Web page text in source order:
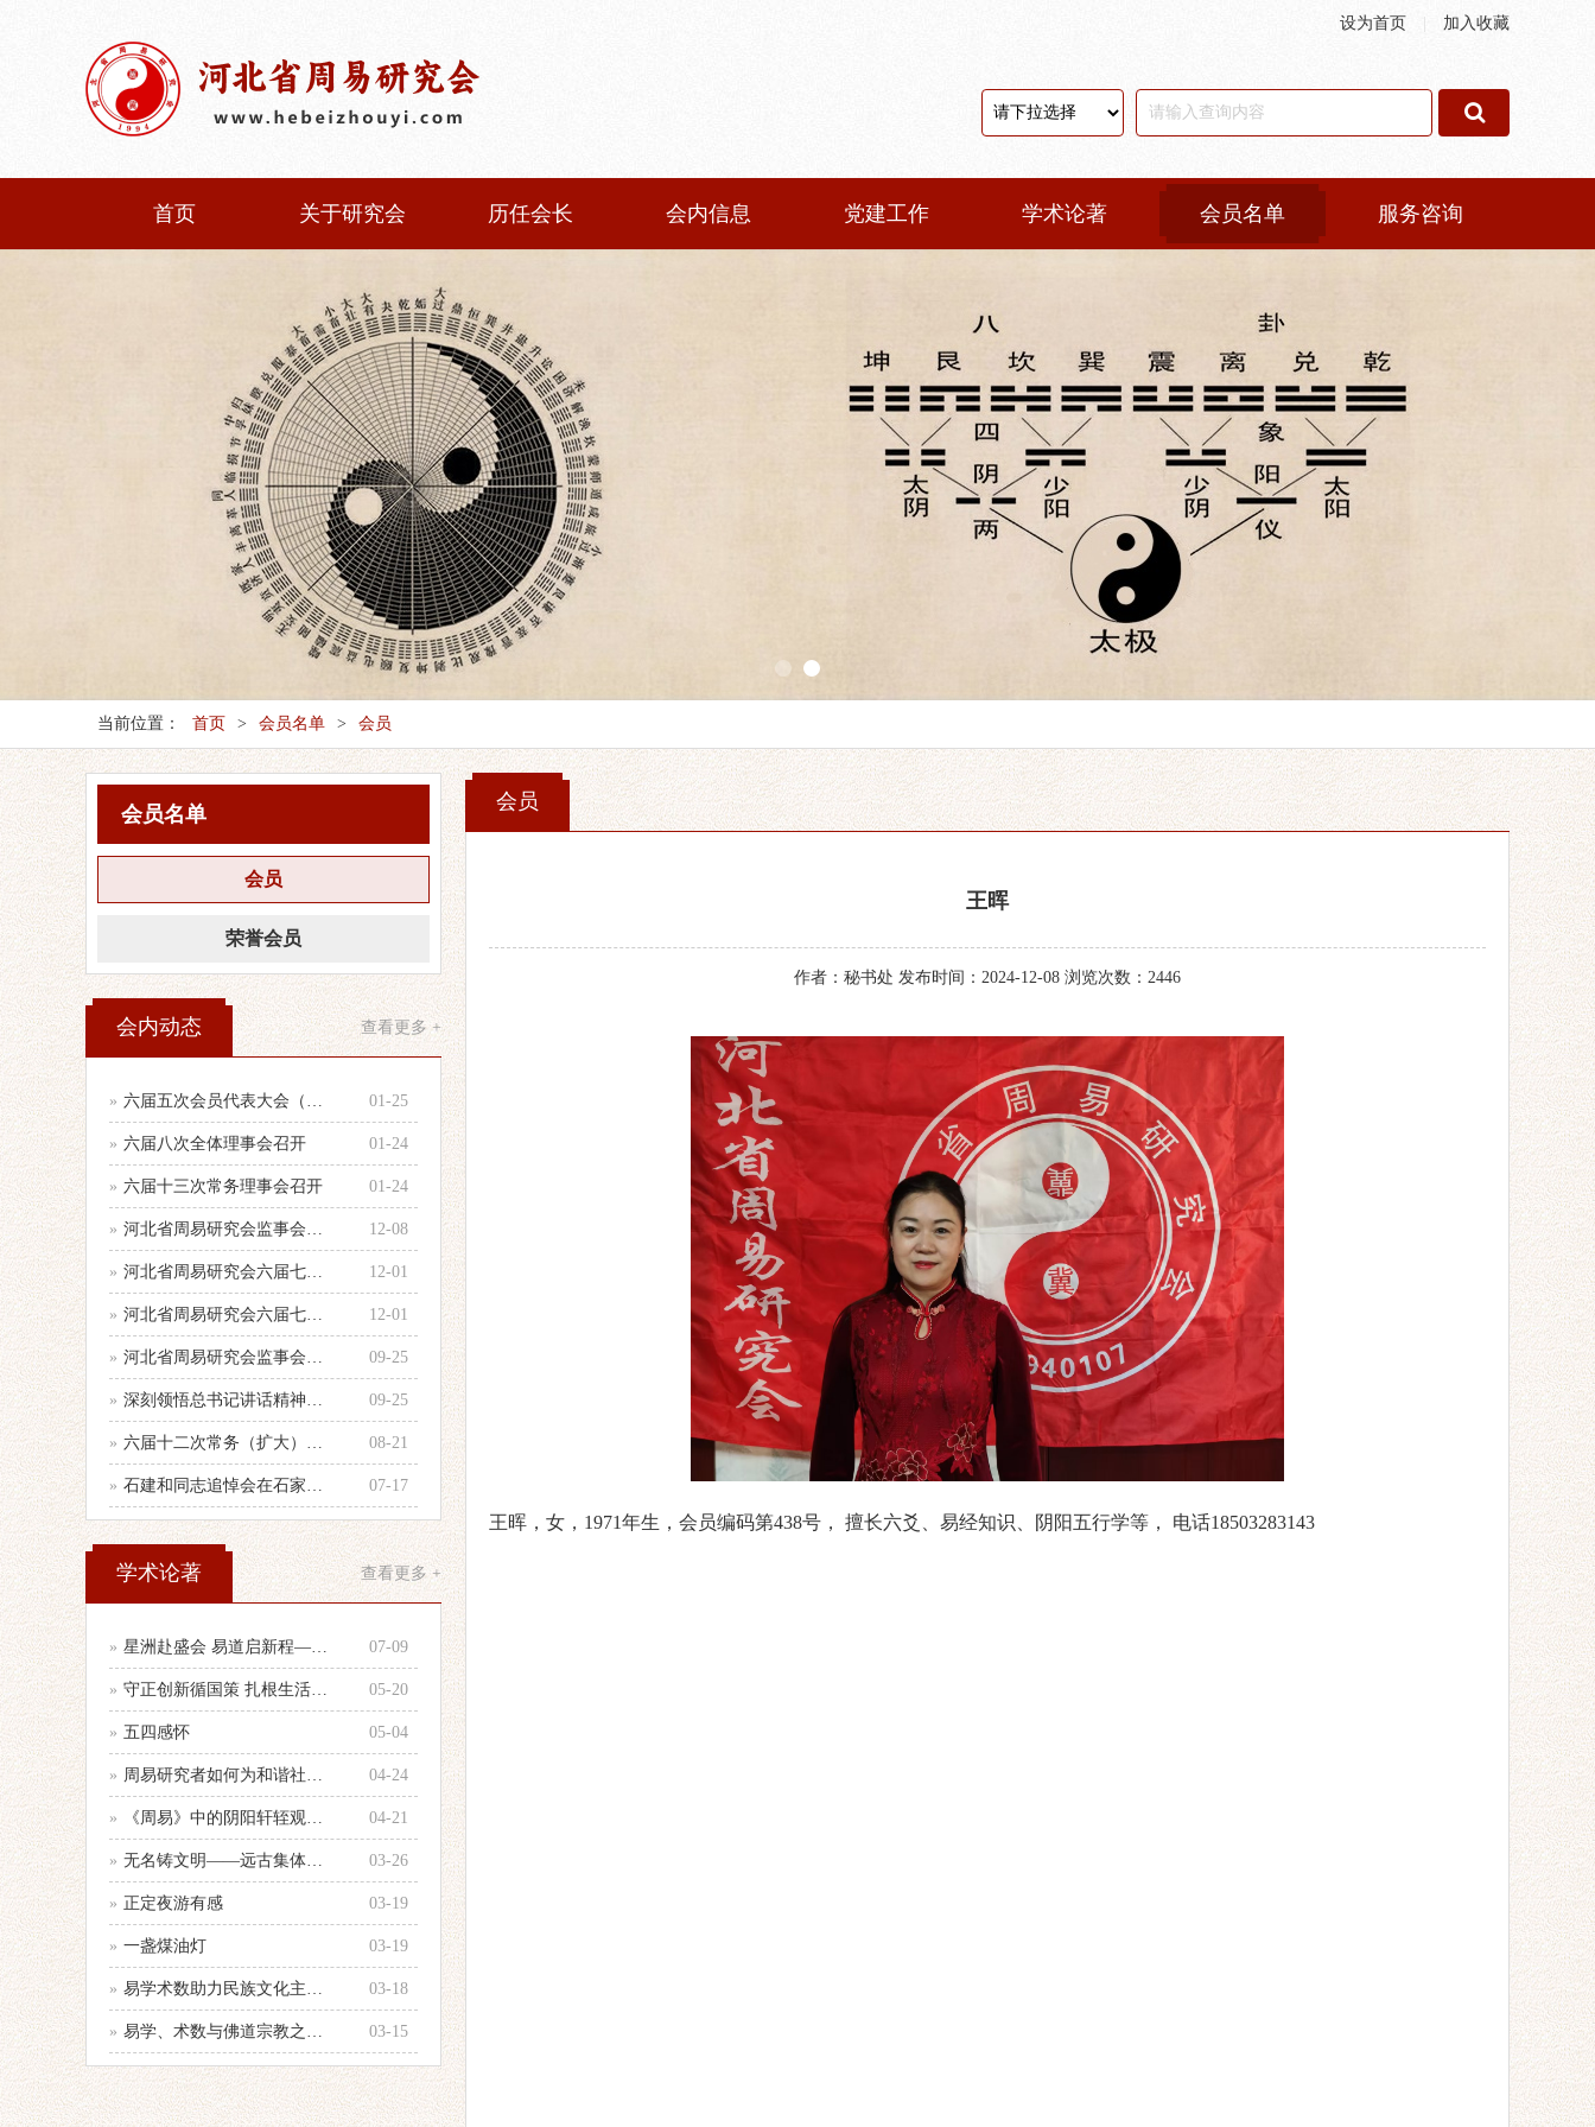
设为首页 加入收藏
首页 关于研究会 历任会长 会内信息 党建工作 学术论著 会员名单 服务咨询
当前位置：
首页 > 会员名单 > 会员
会员名单
会员
荣誉会员
会内动态 查看更多 +
» 六届五次会员代表大会（乙巳年会）举行 01-25
» 六届八次全体理事会召开 01-24
» 六届十三次常务理事会召开 01-24
» 河北省周易研究会监事会召开年度第二次 12-08
» 河北省周易研究会六届七次全体理事会顺 12-01
» 河北省周易研究会六届七次理事会会议纪 12-01
» 河北省周易研究会监事会召开会议 09-25
» 深刻领悟总书记讲话精神，认真做好当前 09-25
» 六届十二次常务（扩大）会议召开 08-21
» 石建和同志追悼会在石家庄殡仪馆举行 07-17
学术论著 查看更多 +
» 星洲赴盛会 易道启新程——参加第33 07-09
» 守正创新循国策 扎根生活践国学 — 05-20
» 五四感怀 05-04
» 周易研究者如何为和谐社会建设服务的心 04-24
» 《周易》中的阴阳轩轾观念浅析——以十 04-21
» 无名铸文明——远古集体智慧的文化图腾 03-26
» 正定夜游有感 03-19
» 一盏煤油灯 03-19
» 易学术数助力民族文化主体性建设 03-18
» 易学、术数与佛道宗教之辨别 03-15
会员
王晖
作者：秘书处 发布时间：2024-12-08 浏览次数：2446
王晖，女，1971年生，会员编码第438号， 擅长六爻、易经知识、阴阳五行学等， 电话18503283143